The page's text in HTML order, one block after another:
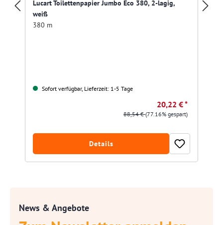
Lucart Toilettenpapier Jumbo Eco 380, 2-lagig,
weiß
380 m
Sofort verfügbar, Lieferzeit: 1-5 Tage
20,22 € *
88,54 €(77.16% gespart)
Details
News & Angebote